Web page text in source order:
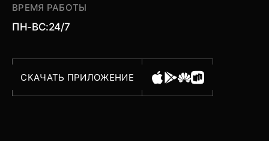
ВРЕМЯ РАБОТЫ
ПН-ВС:24/7
СКАЧАТЬ ПРИЛОЖЕНИЕ